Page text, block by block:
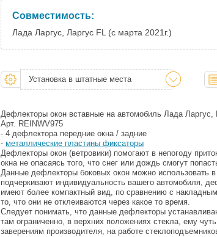
Совместимость:
Лада Ларгус, Ларгус FL (с марта 2021г.)
Установка в штатные места
Дефлекторы окон вставные на автомобиль Лада Ларгус,
Арт. REINWV975
- 4 дефлектора передние окна / задние
- металлические пластины фиксаторы
Дефлекторы окон (ветровики) помогают в непогоду
окна не опасаясь того, что снег или дождь смогут
Данные дефлекторы боковых окон можно использовать
подчеркивают индивидуальность вашего автомобиля,
имеют более компактный вид, по сравнению с
то, что они не отклеиваются через какое то время.
Следует понимать, что данные дефлекторы
там ограниченно, в верхних положениях стекла, ему
заверениям производителя, на работе